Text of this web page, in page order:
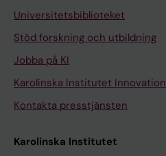
Universitetsbiblioteket
Stöd forskning och utbildning
Jobba på KI
Karolinska Institutet Innovation
Kontakta presstjänsten
Karolinska Institutet